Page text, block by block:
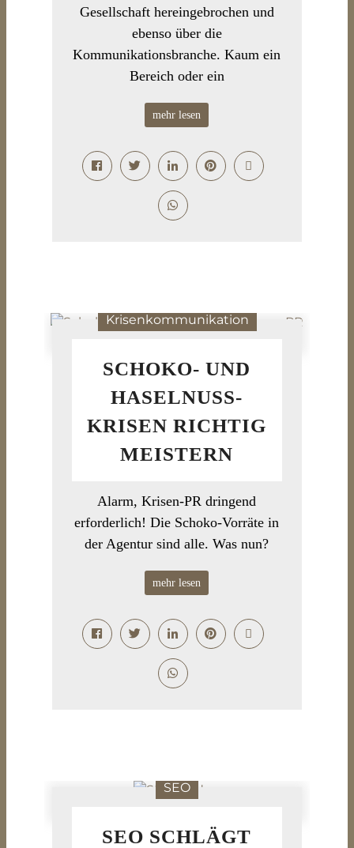
Gesellschaft hereingebrochen und
ebenso über die
Kommunikationsbranche. Kaum ein
Bereich oder ein
mehr lesen
Krisenkommunikation
SCHOKO- UND
HASELNUSS-
KRISEN RICHTIG
MEISTERN
Alarm, Krisen-PR dringend
erforderlich! Die Schoko-Vorräte in
der Agentur sind alle. Was nun?
mehr lesen
SEO
SEO SCHLÄGT